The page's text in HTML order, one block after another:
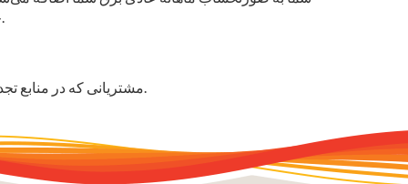
سطح مشارکت Greenergy خود را تغییر دهید یا لغو کنید و از یک نماینده حساب تجاری درخواست کنید.
مشتریانی که در منابعمراجعه کنند.